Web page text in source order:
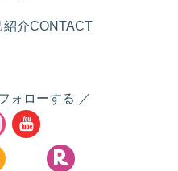
紹介CONTACT
ォローする